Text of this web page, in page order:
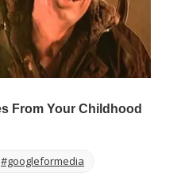
#googleformedia